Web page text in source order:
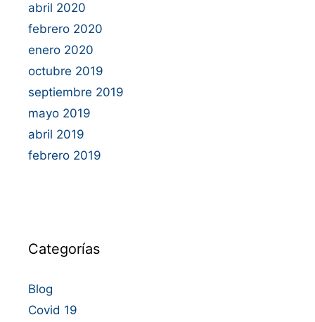
abril 2020
febrero 2020
enero 2020
octubre 2019
septiembre 2019
mayo 2019
abril 2019
febrero 2019
Categorías
Blog
Covid 19